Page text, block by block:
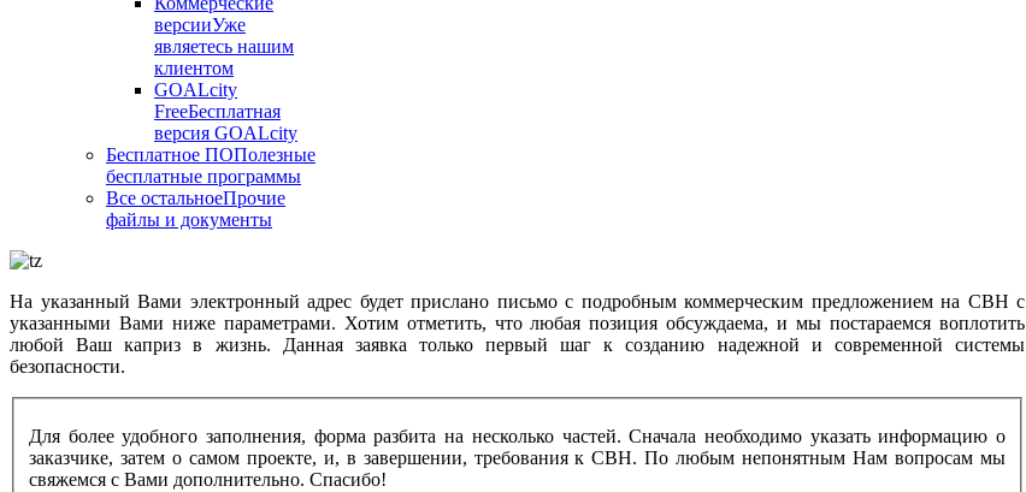
версииУже
являетесь нашим
клиентом
GOALcity
FreeБесплатная
версия GOALcity
Бесплатное ПОПолезные
бесплатные программы
Все остальноеПрочие
файлы и документы
На указанный Вами электронный адрес будет прислано письмо с подробным коммерческим предложением на СВН с
указанными Вами ниже параметрами. Хотим отметить, что любая позиция обсуждаема, и мы постараемся воплотить
любой Ваш каприз в жизнь. Данная заявка только первый шаг к созданию надежной и современной системы
безопасности.
Для более удобного заполнения, форма разбита на несколько частей. Сначала необходимо указать информацию о
заказчике, затем о самом проекте, и, в завершении, требования к СВН. По любым непонятным Нам вопросам мы
свяжемся с Вами дополнительно. Спасибо!